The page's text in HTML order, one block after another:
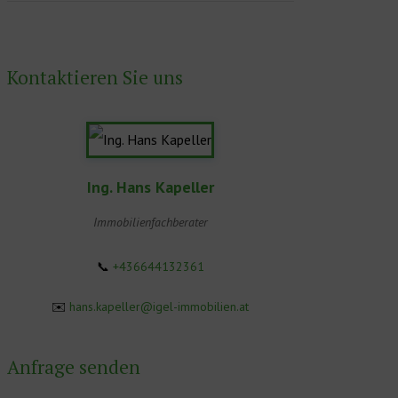
Kontaktieren Sie uns
Ing. Hans Kapeller
Immobilienfachberater
📞 +436644132361
✉️ hans.kapeller@igel-immobilien.at
Anfrage senden